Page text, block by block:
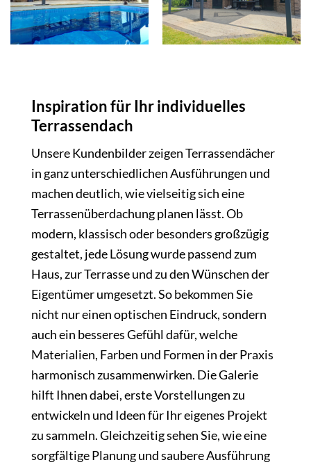
Inspiration für Ihr individuelles
Terrassendach
Unsere Kundenbilder zeigen Terrassendächer
in ganz unterschiedlichen Ausführungen und
machen deutlich, wie vielseitig sich eine
Terrassenüberdachung planen lässt. Ob
modern, klassisch oder besonders großzügig
gestaltet, jede Lösung wurde passend zum
Haus, zur Terrasse und zu den Wünschen der
Eigentümer umgesetzt. So bekommen Sie
nicht nur einen optischen Eindruck, sondern
auch ein besseres Gefühl dafür, welche
Materialien, Farben und Formen in der Praxis
harmonisch zusammenwirken. Die Galerie
hilft Ihnen dabei, erste Vorstellungen zu
entwickeln und Ideen für Ihr eigenes Projekt
zu sammeln. Gleichzeitig sehen Sie, wie eine
sorgfältige Planung und saubere Ausführung